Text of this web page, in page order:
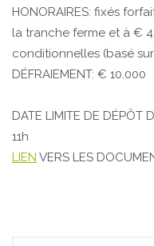
HONORAIRES: fixés
la tranche ferme et à €
conditionnelles (basé
DÉFRAIEMENT: € 10.000
DATE LIMITE DE DÉPÔT
11h
LIEN VERS LES